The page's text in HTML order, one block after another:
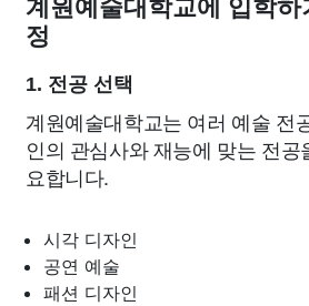
계원예술대학교에 입학
정
1. 전공 선택
계원예술대학교는 여러 예술 전
인의 관심사와 재능에 맞는 전
요합니다.
시각 디자인
공연 예술
패션 디자인